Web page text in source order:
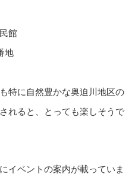
館
地
特に自然豊かな奥迫川地区の
れると、とっても楽しそうで
にイベントの案内が載っていま